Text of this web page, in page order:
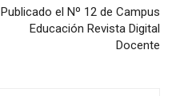
Publicado el Nº 12 de Campus
Educación Revista Digital
Docente